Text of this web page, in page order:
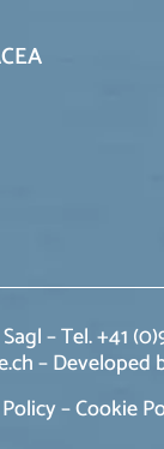
– Tel. +41
–Developed
–Cookie